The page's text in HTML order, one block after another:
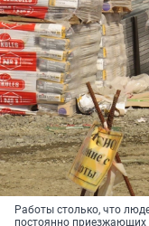
Работы столько, что
постоянно приезжающих